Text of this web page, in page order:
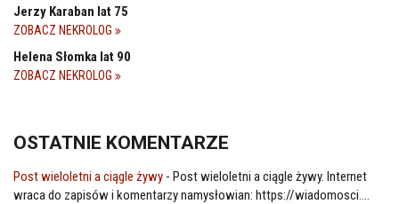
Jerzy Karaban lat 75
ZOBACZ NEKROLOG
Helena Słomka lat 90
ZOBACZ NEKROLOG
OSTATNIE KOMENTARZE
Post wieloletni a ciągle żywy - Post wieloletni a ciągle żywy. Internet
wraca do zapisów i komentarzy namysłowian: https://wiadomosci....